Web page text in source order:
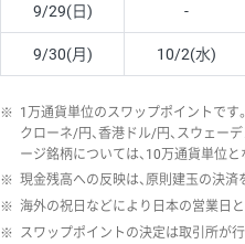
9/29(日) -
9/30(月) 10/2(水)
※ 1万通貨単位のスワップポイントです
クローネ/円、香港ドル/円、スウェー
ージ銘柄については、10万通貨単位と
※ 現金残高への反映は、原則建玉の決済
※ 海外の祝日などにより日本の営業日
※ スワップポイントの決定は取引所が